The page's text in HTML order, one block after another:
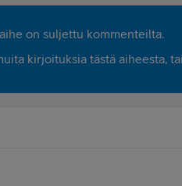
on suljettu kommenteilta.
kirjoituksia tästä aiheesta,